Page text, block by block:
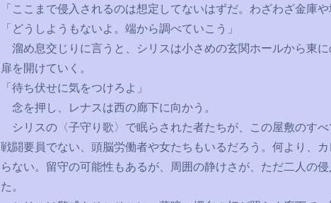
「ここまで侵入されるのは想定してないはずだ。わざわざ金庫
「どうしようもないよ。端から調べていこう」
溜め息交じりに言うと、シリスは小さめの玄関ホールから東
扉を開けていく。
「待ち伏せに気をつけろよ」
念を押し、レナスは西の廊下に向かう。
シリスの〈子守り歌〉で眠らされた者たちが、この屋敷のすべ
戦闘要員でない、頭脳労働者や女たちもいるだろう。何より、
らない。留守の可能性もあるが、周囲の静けさが、ただ二人の
た。